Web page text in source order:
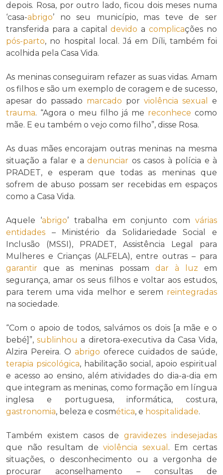
depois. Rosa, por outro lado, ficou dois meses numa
‘casa-abrigo’ no seu município, mas teve de ser
transferida para a capitaldevido acomplicações no
pós-parto, no hospital local. Já em Díli, também foi
acolhida pela Casa Vida.
As meninas conseguiram refazer as suas vidas. Amam
os filhos e são um exemplo de coragem e de sucesso,
apesar do passado marcado por violência sexual
e
trauma. “Agora o meu filho já me reconhece como
mãe. E eu também o vejo como filho”, disse Rosa.
As duas mães encorajam outras meninas na mesma
situação a falar e adenunciar os casos à polícia e à
PRADET, e esperam que todas as meninas que
sofrem de abuso possam ser recebidas em espaços
como a Casa Vida.
Aquele ‘abrigo’ trabalha em conjunto comvárias
entidades – Ministério da Solidariedade Social e
Inclusão (MSSI), PRADET, Assistência Legal para
Mulheres e Crianças (ALFELA), entre outras – para
garantir que as meninas possam dar à luz em
segurança, amar os seus filhos e voltar aos estudos,
para terem uma vida melhor e serem reintegradas
na sociedade.
“Com o apoio de todos, salvámos os dois [a mãe e o
bebé]”,sublinhou a diretora-executiva da Casa Vida,
Alzira Pereira. O abrigo oferece cuidados de saúde,
terapia psicológica, habilitação social, apoio espiritual
e acesso ao ensino, além atividades do dia-a-dia em
que integram as meninas, como formação em língua
inglesa e portuguesa, informática, costura,
gastronomia, beleza e cosmética, e hospitalidade.
Também existem casos degravidezes indesejadas
que não resultam deviolência sexual . Em certas
situações, o desconhecimento ou a vergonha de
procurar aconselhamento – consultas de